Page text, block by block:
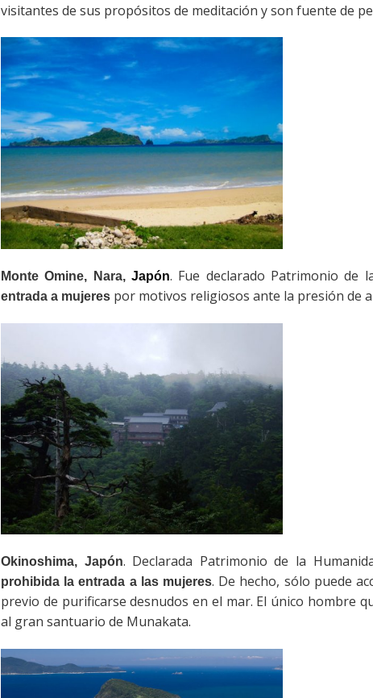
visitantes de sus propósitos de meditación y son fuente de
Monte Omine, Nara,Japón. Fue declarado Patrimonio de
entrada a mujeres por motivos religiosos ante la presión de
Okinoshima, Japón. Declarada Patrimonio de la
prohibida la entrada a las mujeres. De hecho, sólo puede
previo de purificarse desnudos en el mar. El único hombre
al gran santuario de Munakata.